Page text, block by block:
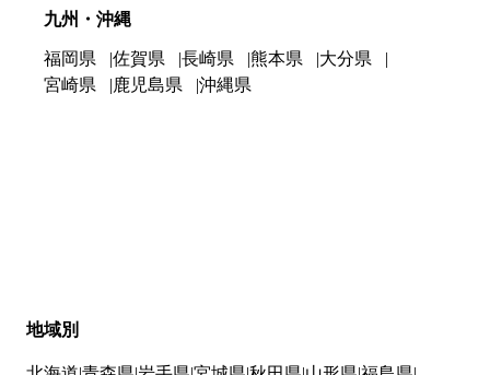
九州・沖縄
福岡県 佐賀県 長崎県 熊本県
大分県
宮崎県
鹿児島県 沖縄県
地域別